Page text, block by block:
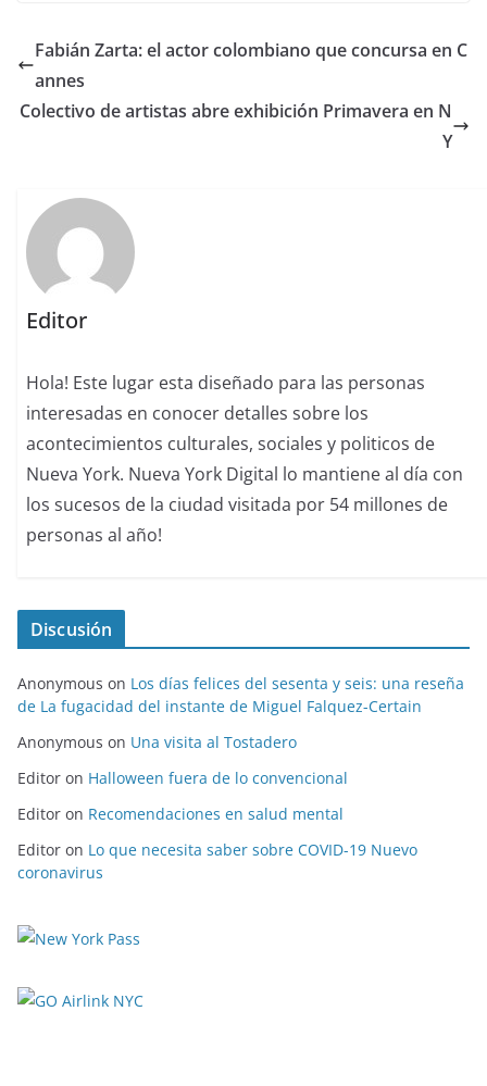
Fabián Zarta: el actor colombiano que concursa en C
annes
Colectivo de artistas abre exhibición Primavera en N
Y
Editor
Hola! Este lugar esta diseñado para las personas
interesadas en conocer detalles sobre los
acontecimientos culturales, sociales y politicos de
Nueva York. Nueva York Digital lo mantiene al día con
los sucesos de la ciudad visitada por 54 millones de
personas al año!
Discusión
Anonymous on Los días felices del sesenta y seis: una reseña
de La fugacidad del instante de Miguel Falquez-Certain
Anonymous on Una visita al Tostadero
Editor on Halloween fuera de lo convencional
Editor on Recomendaciones en salud mental
Editor on Lo que necesita saber sobre COVID-19 Nuevo
coronavirus